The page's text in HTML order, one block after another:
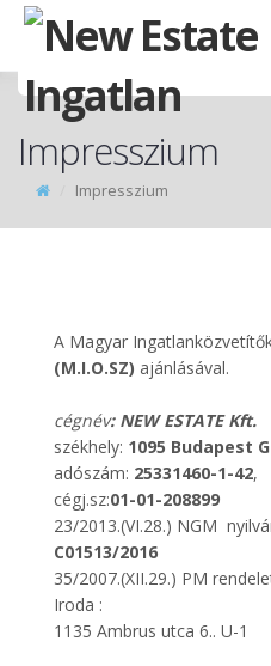
Impresszium
Impresszium
A Magyar
(M.I.O.SZ) ajánlásával.
cégnév: NEW ESTATE Kft.
székhely: 1095 Budapest
adószám: 25331460-1-42,
cégj.sz:01-01-208899
23/2013.(VI.28.) NGM
C01513/2016
35/2007.(XII.29.) PM
Iroda :
1135 Ambrus utca 6.. U-1